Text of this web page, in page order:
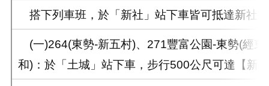
搭下列車班，於「新社」站下車皆可抵達新社(
(一)264(東勢-新五村)、271豐富公園-東勢(經東
和)：於「土城」站下車，步行500公尺可達【新